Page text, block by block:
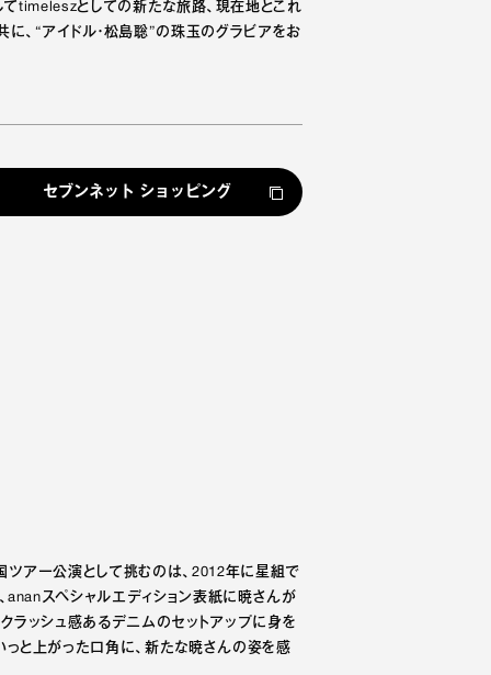
timeleszとしての新たな旅路、現在地とこれ
、“アイドル・松島聡”の珠玉のグラビアをお
セブンネット ショッピング
ツアー公演として挑むのは、2012年に星組で
ananスペシャルエディション表紙に暁さんが
ラッシュ感あるデニムのセットアップに身を
っと上がった口角に、新たな暁さんの姿を感